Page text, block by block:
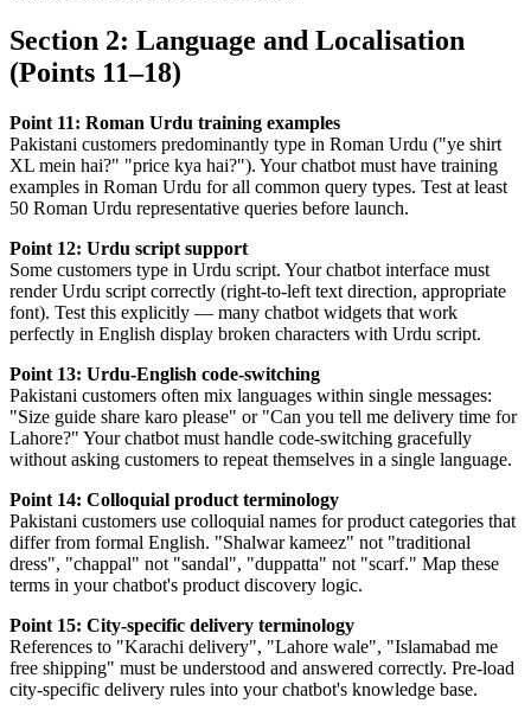
Section 2: Language and Localisation
(Points 11–18)
Point 11: Roman Urdu training examples
Pakistani customers predominantly type in Roman Urdu ("ye shirt
XL mein hai?" "price kya hai?"). Your chatbot must have training
examples in Roman Urdu for all common query types. Test at least
50 Roman Urdu representative queries before launch.
Point 12: Urdu script support
Some customers type in Urdu script. Your chatbot interface must
render Urdu script correctly (right-to-left text direction, appropriate
font). Test this explicitly — many chatbot widgets that work
perfectly in English display broken characters with Urdu script.
Point 13: Urdu-English code-switching
Pakistani customers often mix languages within single messages:
"Size guide share karo please" or "Can you tell me delivery time for
Lahore?" Your chatbot must handle code-switching gracefully
without asking customers to repeat themselves in a single language.
Point 14: Colloquial product terminology
Pakistani customers use colloquial names for product categories that
differ from formal English. "Shalwar kameez" not "traditional
dress", "chappal" not "sandal", "duppatta" not "scarf." Map these
terms in your chatbot's product discovery logic.
Point 15: City-specific delivery terminology
References to "Karachi delivery", "Lahore wale", "Islamabad me
free shipping" must be understood and answered correctly. Pre-load
city-specific delivery rules into your chatbot's knowledge base.